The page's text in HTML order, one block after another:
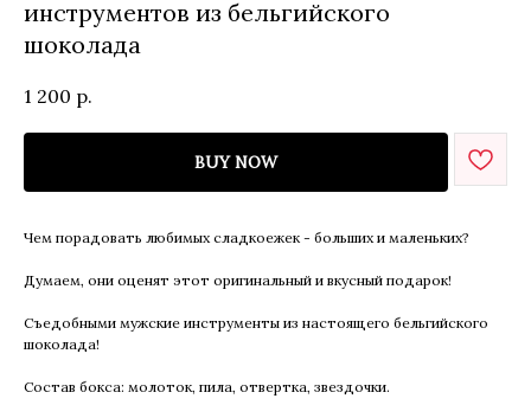
инструментов из бельгийского
шоколада
1 200 р.
BUY NOW
Чем порадовать любимых сладкоежек - больших и маленьких?
Думаем, они оценят этот оригинальный и вкусный подарок!
Съедобными мужские инструменты из настоящего бельгийского
шоколада!
Состав бокса: молоток, пила, отвертка, звездочки.